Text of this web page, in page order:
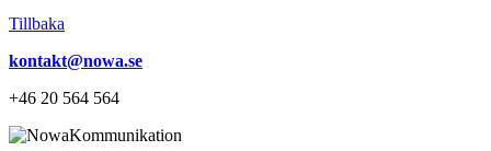
Tillbaka
kontakt@nowa.se
+46 20 564 564